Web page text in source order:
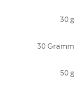
30 g
30 Gramm
50 g